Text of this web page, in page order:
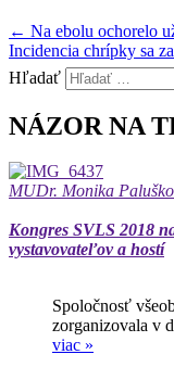
← Na ebolu ochorelo
Incidencia chrípky sa
Hľadať
NÁZOR NA
MUDr. Monika
Kongres SVLS 2018
vystavovateľov a hostí
Spoločnosť
zorganizovala v
viac »